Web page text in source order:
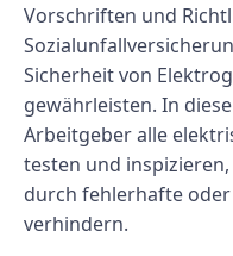
Vorschriften und
Sicherheit von
gewährleisten. In
Arbeitgeber alle
testen und
durch fehlerhafte
verhindern.